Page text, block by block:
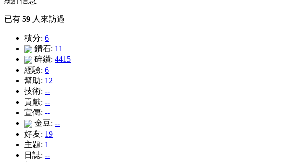
已有 59 人來訪過
積分: 6
鑽石: 11
碎鑽: 4415
經驗: 6
幫助: 12
技術: --
貢獻: --
宣傳: --
金豆: --
好友: 19
主題: 1
日誌: --